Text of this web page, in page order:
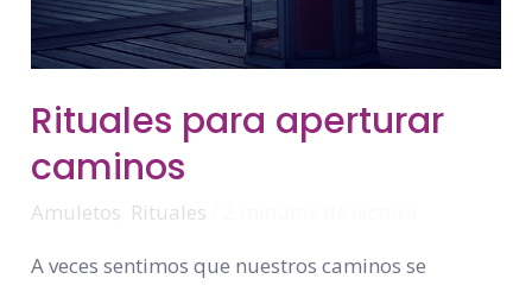
Rituales para aperturar
caminos
Amuletos Rituales
A veces sentimos que nuestros caminos se
Rituales
Para
Aperturar
Caminos